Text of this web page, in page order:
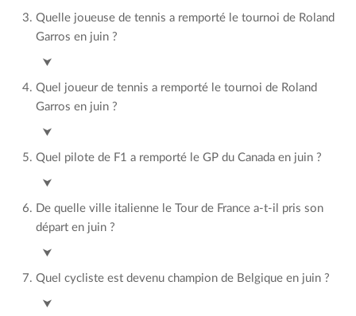
Quelle joueuse de tennis a remporté le tournoi de Roland
Garros en juin ?
Iga Swiatek (c Paolini)
⮟
Quel joueur de tennis a remporté le tournoi de Roland
Garros en juin ?
Carlos Alcaraz (c Zverev)
⮟
Quel pilote de F1 a remporté le GP du Canada en juin ?
Max Verstappen
⮟
De quelle ville italienne le Tour de France a-t-il pris son
départ en juin ?
Florence
⮟
Quel cycliste est devenu champion de Belgique en juin ?
Arnaud De Lie
⮟